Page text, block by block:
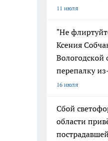
11 июля
"Не
Ксения
Вологодской
перепалку
16 июля
Сбой
области
пострадавшей